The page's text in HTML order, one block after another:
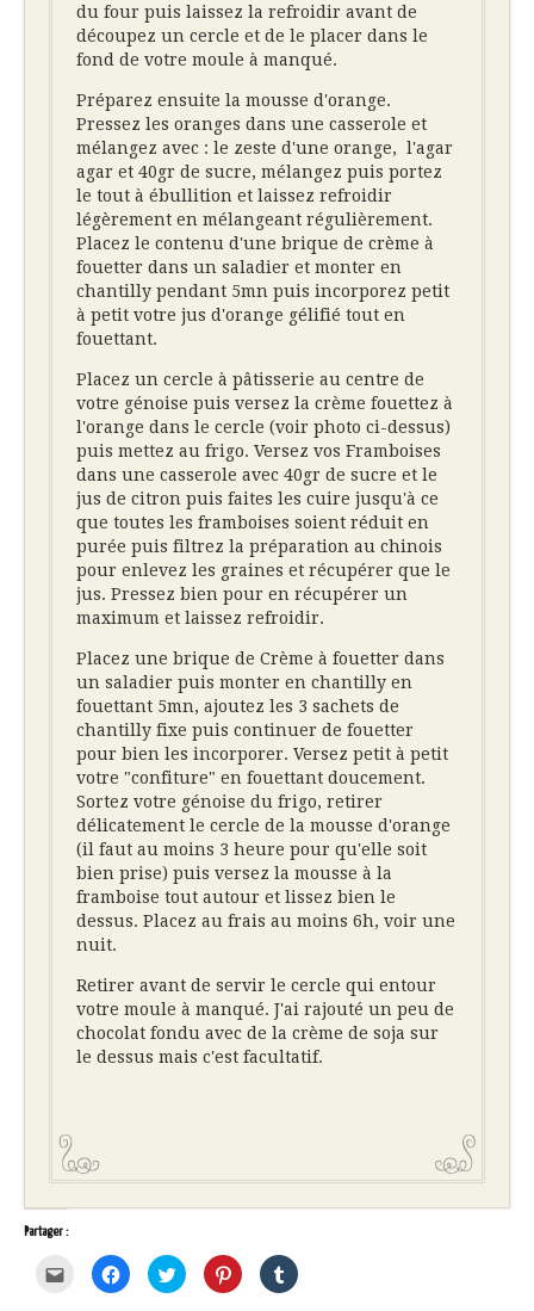
du four puis laissez la refroidir avant de
découpez un cercle et de le placer dans le
fond de votre moule à manqué.
Préparez ensuite la mousse d'orange.
Pressez les oranges dans une casserole et
mélangez avec : le zeste d'une orange, l'agar
agar et 40gr de sucre, mélangez puis portez
le tout à ébullition et laissez refroidir
légèrement en mélangeant régulièrement.
Placez le contenu d'une brique de crème à
fouetter dans un saladier et monter en
chantilly pendant 5mn puis incorporez petit
à petit votre jus d'orange gélifié tout en
fouettant.
Placez un cercle à pâtisserie au centre de
votre génoise puis versez la crème fouettez à
l'orange dans le cercle (voir photo ci-dessus)
puis mettez au frigo. Versez vos Framboises
dans une casserole avec 40gr de sucre et le
jus de citron puis faites les cuire jusqu'à ce
que toutes les framboises soient réduit en
purée puis filtrez la préparation au chinois
pour enlevez les graines et récupérer que le
jus. Pressez bien pour en récupérer un
maximum et laissez refroidir.
Placez une brique de Crème à fouetter dans
un saladier puis monter en chantilly en
fouettant 5mn, ajoutez les 3 sachets de
chantilly fixe puis continuer de fouetter
pour bien les incorporer. Versez petit à petit
votre "confiture" en fouettant doucement.
Sortez votre génoise du frigo, retirer
délicatement le cercle de la mousse d'orange
(il faut au moins 3 heure pour qu'elle soit
bien prise) puis versez la mousse à la
framboise tout autour et lissez bien le
dessus. Placez au frais au moins 6h, voir une
nuit.
Retirer avant de servir le cercle qui entour
votre moule à manqué. J'ai rajouté un peu de
chocolat fondu avec de la crème de soja sur
le dessus mais c'est facultatif.
Partager :
Cliquez
pour
envoyer
Cliquez
pour
partager
Cliquez
pour
partager
Cliquez
pour
partager
Cliquez
pour